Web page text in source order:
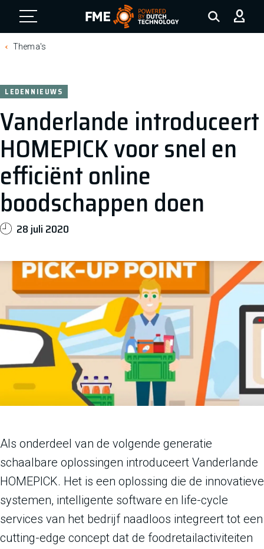
FME Logo, to the homepage
Thema's
Vanderlande introduceert
HOMEPICK voor snel en
efficiënt online
boodschappen doen
LEDENNIEUWS
28 juli 2020
Als onderdeel van de volgende generatie
schaalbare oplossingen introduceert Vanderlande
HOMEPICK. Het is een oplossing die de innovatieve
systemen, intelligente software en life-cycle
services van het bedrijf naadloos integreert tot een
cutting-edge concept dat de foodretailactiviteiten